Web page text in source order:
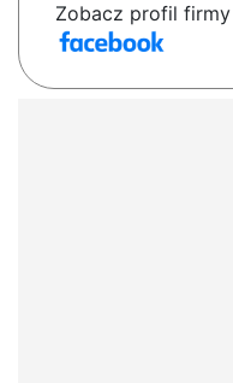
Zobacz profil firmy